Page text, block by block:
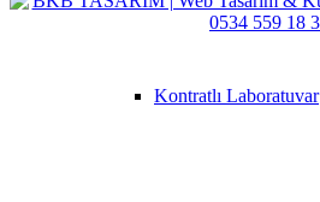
Kontratlı Laboratuvar